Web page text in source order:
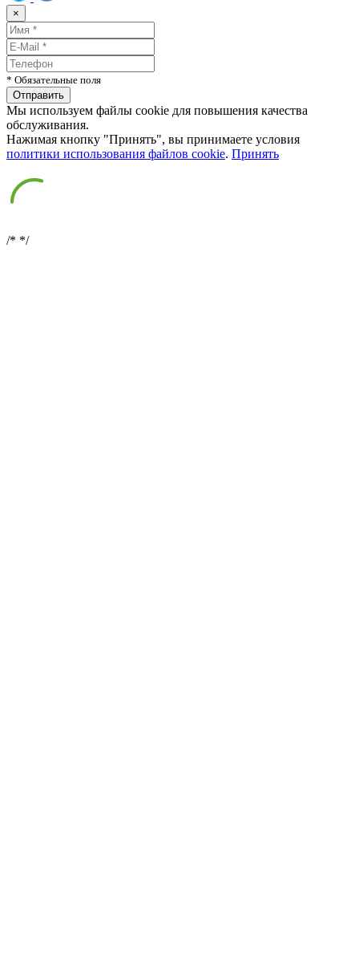
×
* Обязательные поля
Мы используем файлы cookie для повышения качества
обслуживания.
Нажимая кнопку "Принять", вы принимаете условия
политики использования файлов cookie. Принять
/* */